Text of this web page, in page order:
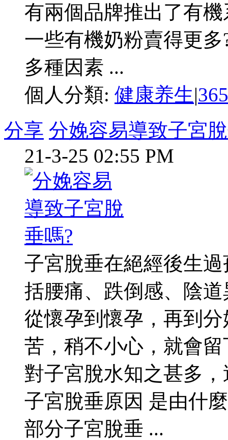
有兩個品牌推出了有
一些有機奶粉賣得更
多種因素 ...
個人分類: 健康养生|
分享 分娩容易導致子宮
21-3-25 02:55 PM
子宮脫垂在絕經後生
括腰痛、跌倒感、陰
從懷孕到懷孕，再到
苦，稍不小心，就會
對子宮脫水知之甚多
子宮脫垂原因 是由什
部分子宮脫垂 ...